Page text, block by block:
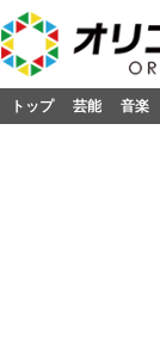
トップ 芸能 音楽